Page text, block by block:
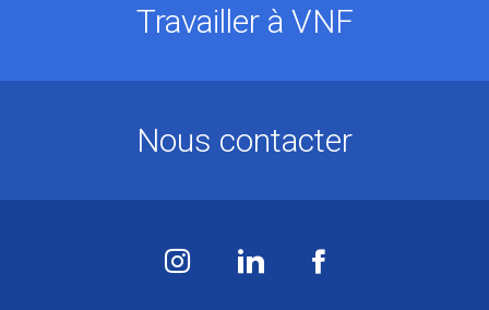
Travailler à VNF
Nous contacter